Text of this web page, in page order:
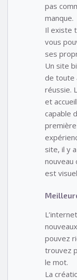
pas
manque.
Il existe
vous
ses
Un site
de toute
réussie.
et
capable
site, il y
nouveau
est
pouvez
trouvez
le mot.
La